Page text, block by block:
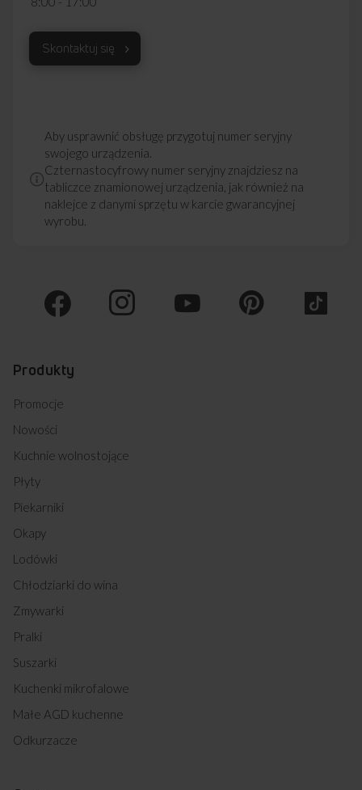
Skontaktuj się
Aby usprawnić obsługę przygotuj numer seryjny
swojego urządzenia.
Czternastocyfrowy numer seryjny znajdziesz na
tabliczce znamionowej urządzenia, jak również na
naklejce z danymi sprzętu w karcie gwarancyjnej
wyrobu.
Produkty
Promocje
Nowości
Kuchnie wolnostojące
Płyty
Piekarniki
Okapy
Lodówki
Chłodziarki do wina
Zmywarki
Pralki
Suszarki
Kuchenki mikrofalowe
Małe AGD kuchenne
Odkurzacze